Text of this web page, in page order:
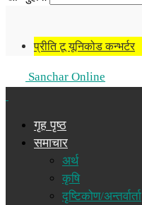
प्रीति टू यूनिकोड कन्भर्टर
Sanchar Online
गृह पृष्ठ
समाचार
अर्थ
कृषि
दृष्टिकोण/अन्तर्वार्ता